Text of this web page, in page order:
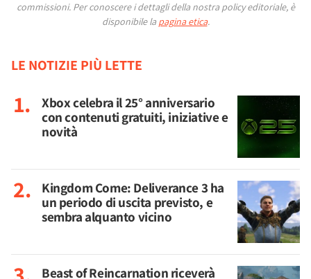
commissioni. Per conoscere i dettagli della nostra policy editoriale, è
disponibile la pagina etica.
LE NOTIZIE PIÙ LETTE
Xbox celebra il 25° anniversario
con contenuti gratuiti, iniziative e
novità
Kingdom Come: Deliverance 3 ha
un periodo di uscita previsto, e
sembra alquanto vicino
Beast of Reincarnation riceverà